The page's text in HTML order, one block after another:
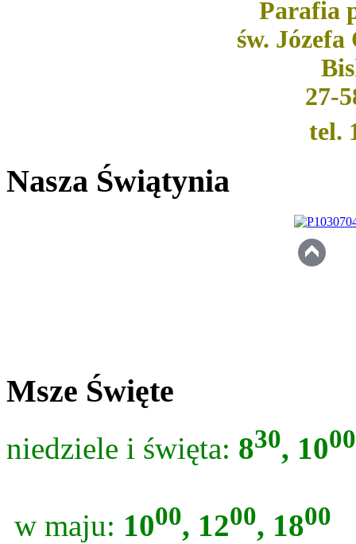
Parafia
św.
27-
tel.
Nasza Świątynia
Msze Święte
niedziele i święta: 830, 1000
w maju: 1000, 1200, 1800